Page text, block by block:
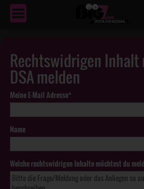
EROTIKVON NEBENAN ...
Rechtswidrigen Inhalt
DSA melden
Meine E-Mail Adresse*
Name
Welche rechtswidrigen Inhalte möchtest du